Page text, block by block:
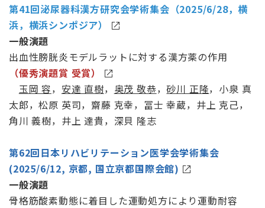
第41回泌尿器科漢方研究会学術集会（2025/6/28，横
浜，横浜シンポジア）
一般演題
出血性膀胱炎モデルラットに対する漢方薬の作用
（優秀演題賞 受賞）
玉岡 容， 安達 直樹， 奥茂 敬恭，砂川 正隆，小泉 真
太郎，松原 英司，齋藤 克幸，冨士 幸蔵，井上 克己，
角川 義樹，井上 達貴，深貝 隆志
第62回日本リハビリテーション医学会学術集会
(2025/6/12, 京都, 国立京都国際会館)
一般演題
骨格筋酸素動態に着目した運動処方により運動耐容